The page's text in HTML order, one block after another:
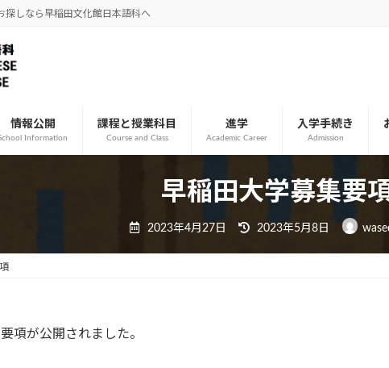
探しなら早稲田文化館日本語科へ
情報公開
Information
課程と授業科目
Course and Class
進学
Academic Career
入学手続き
Admission
早稲田大学募集要
2023年4月27日
最
終
新
2023年5月8日
項が公開されました。